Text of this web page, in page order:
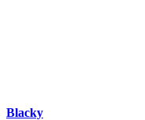
Blacky